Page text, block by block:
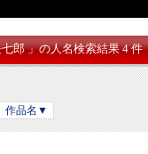
郎 」の人名検索結果 4 件
作品名▼